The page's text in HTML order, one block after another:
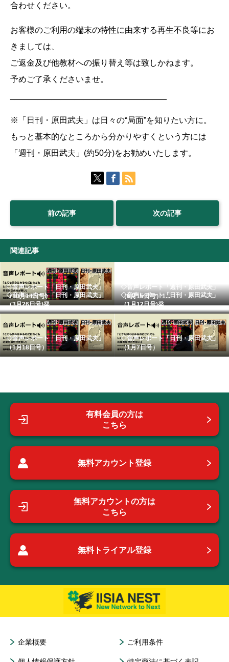
合わせください。
お客様のご利用の端末の特性に由来する再生不良等にお
きましては、
ご返金及び他教材への振り替え等は致しかねます。
予めご了承くださいませ。
※「日刊・原田武夫」は日々の“局面”を知りたい方に。
もっと基本的なところから分かりやすくという方には
「週刊・原田武夫」(約50分)をお勧めいたします。
前の記事 次の記事
関連記事
◇音声レポート「日刊・原田武夫」
（10月14日号）
◇音声レポート「週刊・原田武夫」
（6月15日号）1...
◇音声レポート「日刊・原田武夫」
（3月26日号)発...
◇音声レポート「日刊・原田武夫」
（1月12日号)発...
◇音声レポート「日刊・原田武夫」
（1月18日号）
◇音声レポート「日刊・原田武夫」
（1月7日号）
有料会員の方は
こちら
無料アカウント登録
無料アカウントの方は
こちら
無料トライアル登録
企業概要 ご利用条件